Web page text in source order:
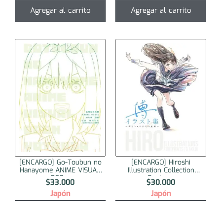
Agregar al carrito Agregar al carrito
[ENCARGO] Go-Toubun no
Hanayome ANIME VISUAL
BOO...
$33.000
Japón
[ENCARGO] Hiroshi
Illustration Collection
Footpr...
$30.000
Japón